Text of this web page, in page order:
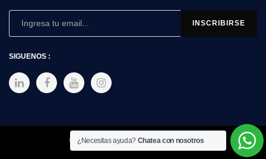
SIGUENOS :
Copyright © 2025 SIMEX
¿Necesitas ayuda? Chatea con nosotros